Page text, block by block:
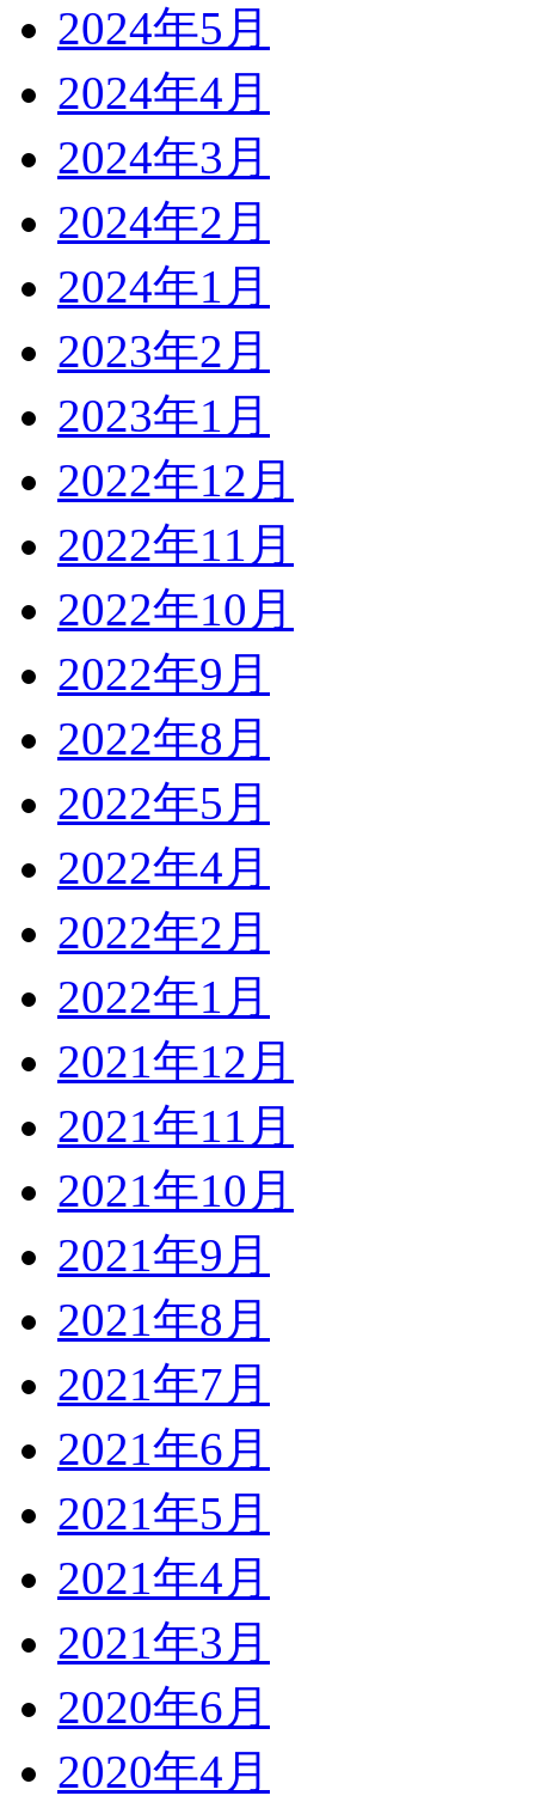
2024年5月
2024年4月
2024年3月
2024年2月
2024年1月
2023年2月
2023年1月
2022年12月
2022年11月
2022年10月
2022年9月
2022年8月
2022年5月
2022年4月
2022年2月
2022年1月
2021年12月
2021年11月
2021年10月
2021年9月
2021年8月
2021年7月
2021年6月
2021年5月
2021年4月
2021年3月
2020年6月
2020年4月